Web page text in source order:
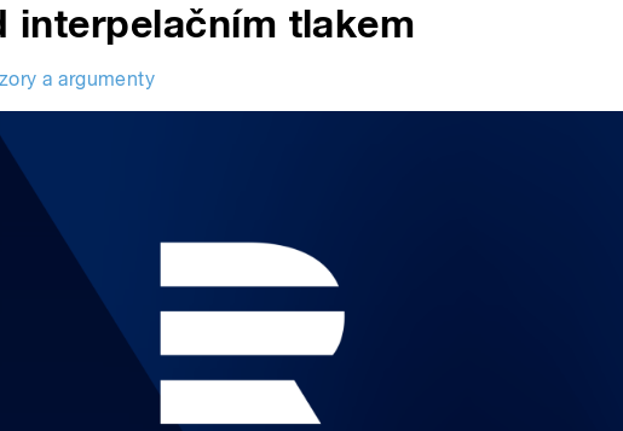
interpelačním tlakem
a argumenty